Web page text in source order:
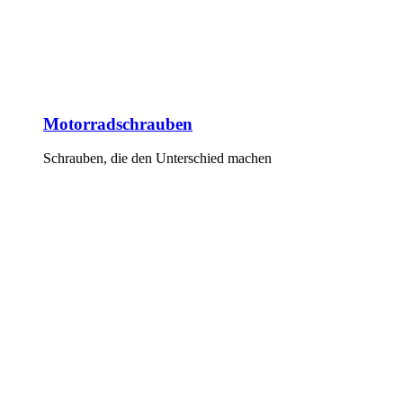
Motorradschrauben
Schrauben, die den Unterschied machen